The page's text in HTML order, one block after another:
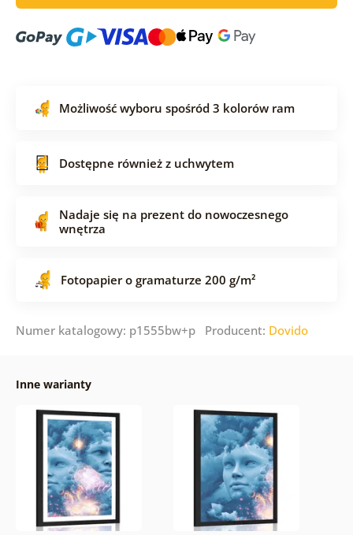
Możliwość wyboru spośród 3 kolorów ram
Dostępne również z uchwytem
Nadaje się na prezent do nowoczesnego
wnętrza
Fotopapier o gramaturze 200 g/m²
Numer katalogowy: p1555bw+p Producent: Dovido
Inne warianty